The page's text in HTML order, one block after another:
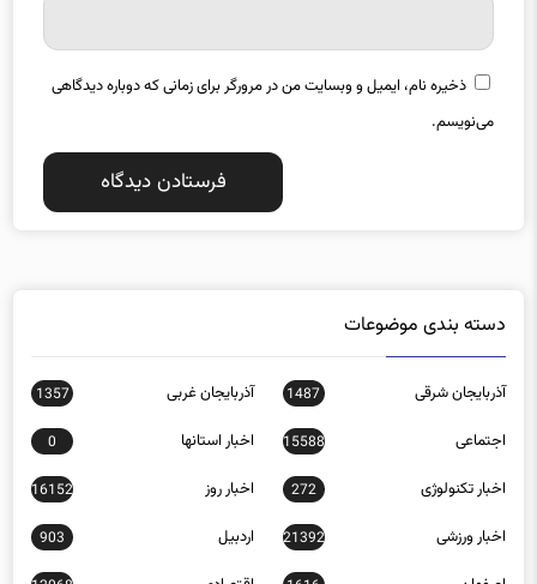
ذخیره نام، ایمیل و وبسایت من در مرورگر برای زمانی که دوباره دیدگاهی
می‌نویسم.
آذربایجان شرقی
اجتماعی 15588 اخبار استانها 0
اخبار تکنولوژی 272 اخبار روز 16152
اخبار ورزشی 21392 اردبیل 903
اصفهان 1616 اقتصادی 12068